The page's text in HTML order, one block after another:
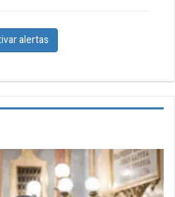
alertas